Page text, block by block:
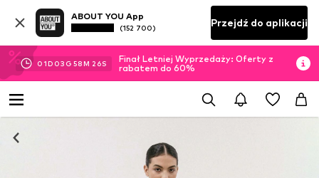
ABOUT YOU App
(152 700) Przejdź do aplikacji
01D 03 G 58M 25S
Finał Letniej Wyprzedaży: Oferty z
rabatem do 60%